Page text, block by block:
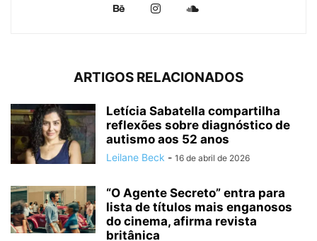
ARTIGOS RELACIONADOS
Letícia Sabatella compartilha
reflexões sobre diagnóstico de
autismo aos 52 anos
Leilane Beck - 16 de abril de 2026
“O Agente Secreto” entra para
lista de títulos mais enganosos
do cinema, afirma revista
britânica